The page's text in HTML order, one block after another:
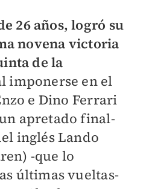
26 años, logró su
novena victoria
de la
imponerse en el
e Dino Ferrari
apretado final-
inglés Lando
-que lo
últimas vueltas-